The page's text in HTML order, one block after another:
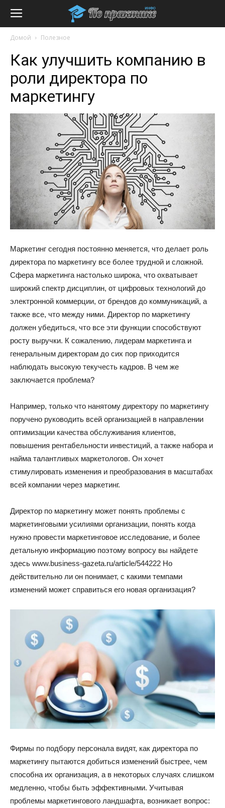
Домой Полезное
Как улучшить компанию в
роли директора по
маркетингу
Маркетинг сегодня постоянно меняется, что делает роль
директора по маркетингу все более трудной и сложной.
Сфера маркетинга настолько широка, что охватывает
широкий спектр дисциплин, от цифровых технологий до
электронной коммерции, от брендов до коммуникаций, а
также все, что между ними. Директор по маркетингу
должен убедиться, что все эти функции способствуют
росту выручки. К сожалению, лидерам маркетинга и
генеральным директорам до сих пор приходится
наблюдать высокую текучесть кадров. В чем же
заключается проблема?
Например, только что нанятому директору по маркетингу
поручено руководить всей организацией в направлении
оптимизации качества обслуживания клиентов,
повышения рентабельности инвестиций, а также набора и
найма талантливых маркетологов. Он хочет
стимулировать изменения и преобразования в масштабах
всей компании через маркетинг.
Директор по маркетингу может понять проблемы с
маркетинговыми усилиями организации, понять когда
нужно провести маркетинговое исследование, и более
детальную информацию поэтому вопросу вы найдете
здесь www.business-gazeta.ru/article/544222 Но
действительно ли он понимает, с какими темпами
изменений может справиться его новая организация?
Фирмы по подбору персонала видят, как директора по
маркетингу пытаются добиться изменений быстрее, чем
способна их организация, а в некоторых случаях слишком
медленно, чтобы быть эффективными. Учитывая
проблемы маркетингового ландшафта, возникает вопрос: